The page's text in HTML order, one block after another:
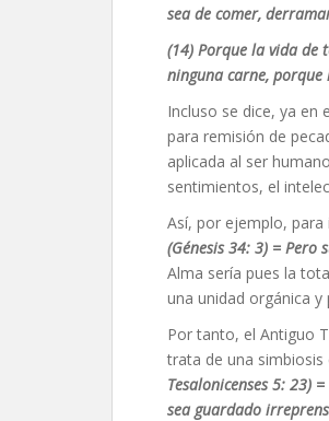
sea de comer,
(14) Porque la vida de
ninguna carne,
Incluso se dice, ya en
para remisión de
aplicada al ser
sentimientos, el
Así, por ejemplo, para
(Génesis 34: 3) = Pero
Alma sería pues la
una unidad orgánica y
Por tanto, el Antiguo
trata de una
Tesalonicenses 5: 23) =
sea guardado